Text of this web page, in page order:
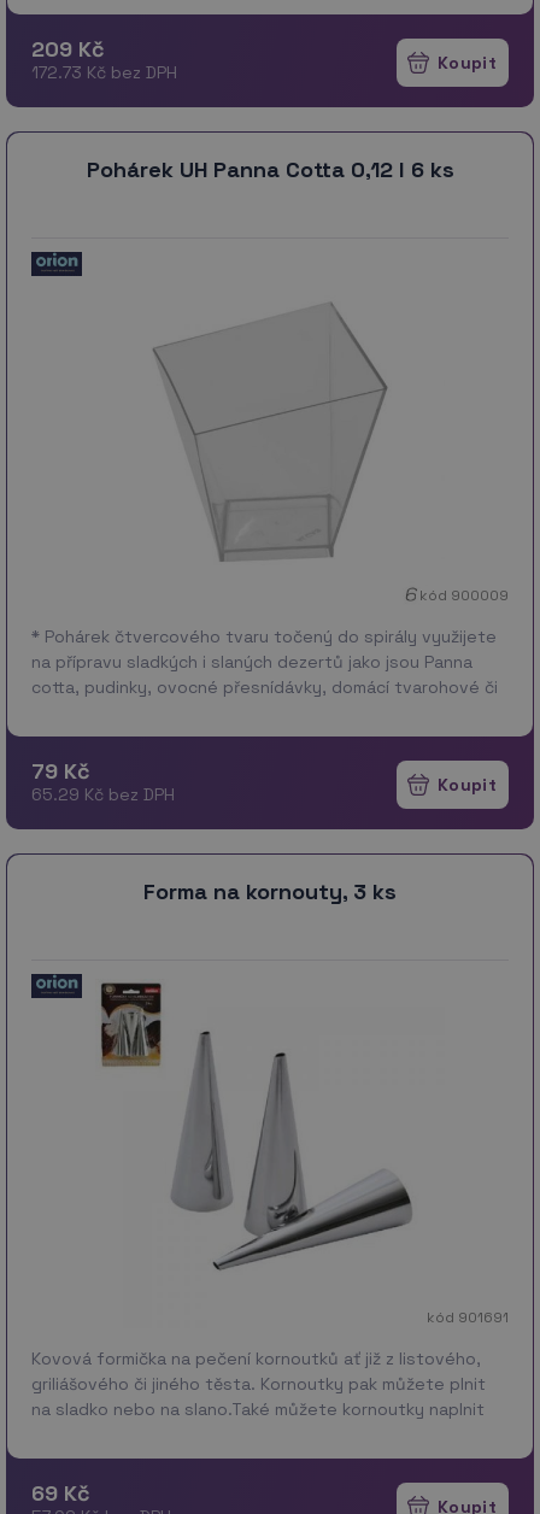
209 Kč
172.73 Kč bez DPH
Pohárek UH Panna Cotta 0,12 l 6 ks
kód 900009
* Pohárek čtvercového tvaru točený do spirály využijete
na přípravu sladkých i slaných dezertů jako jsou Panna
cotta, pudinky, ovocné přesnídávky, domácí tvarohové či
79 Kč
65.29 Kč bez DPH
Forma na kornouty, 3 ks
kód 901691
Kovová formička na pečení kornoutků ať již z listového,
griliášového či jiného těsta. Kornoutky pak můžete plnit
na sladko nebo na slano.Také můžete kornoutky naplnit
69 Kč